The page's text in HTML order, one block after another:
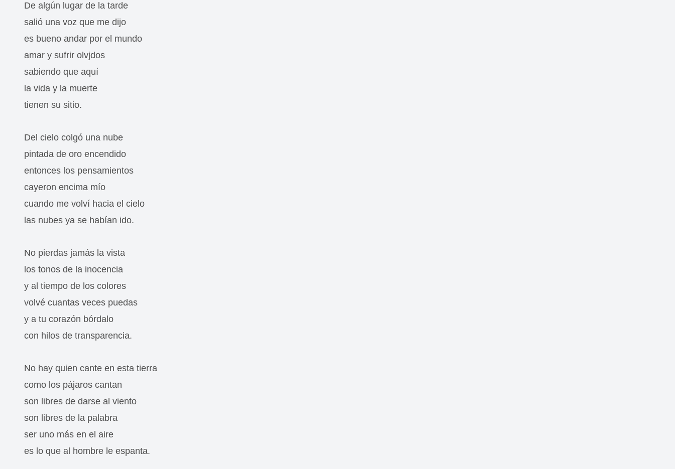
De algún lugar de la tarde
salió una voz que me dijo
es bueno andar por el mundo
amar y sufrir olvjdos
sabiendo que aquí
la vida y la muerte
tienen su sitio.
Del cielo colgó una nube
pintada de oro encendido
entonces los pensamientos
cayeron encima mío
cuando me volví hacia el cielo
las nubes ya se habían ido.
No pierdas jamás la vista
los tonos de la inocencia
y al tiempo de los colores
volvé cuantas veces puedas
y a tu corazón bórdalo
con hilos de transparencia.
No hay quien cante en esta tierra
como los pájaros cantan
son libres de darse al viento
son libres de la palabra
ser uno más en el aire
es lo que al hombre le espanta.